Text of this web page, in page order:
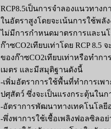
RCP8.5เป็นการจำลองแนวทางก
ในอัตราสูงโดยจะเน้นการใช้พลั
ไม่มีการกำหนดมาตรการและน
ก๊าซCO2เทียบเท่าโดย RCP 8.5
ของก๊าซCO2เทียบเท่าหรือทำกา
เมตร และมีสมุติฐานดังนี้
-เพิ่มอัตราการใช้พื้นที่ทำการเพ
ปศุสัตว์ ซึ่งจะเป็นแรงกระตุ้นใน
-อัตราการพัฒนาทางเทคโนโลยี
-พึ่งพาการใช้เชื้อเพลิงฟอลซิลอ